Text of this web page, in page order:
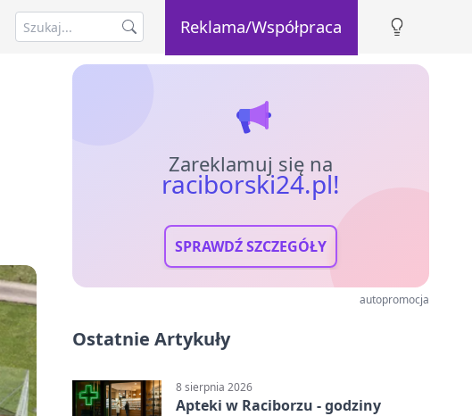
Reklama/Współpraca
Zareklamuj się na
raciborski24.pl!
SPRAWDŹ SZCZEGÓŁY
autopromocja
Ostatnie Artykuły
8 sierpnia 2026
Apteki w Raciborzu - godziny